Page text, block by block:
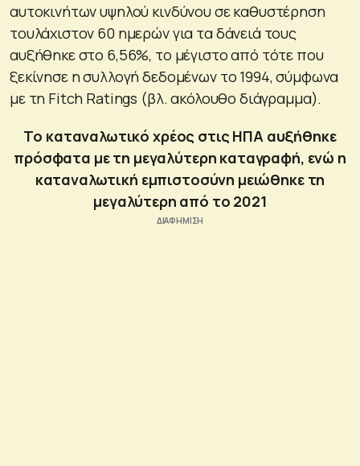
αυτοκινήτων υψηλού κινδύνου σε καθυστέρηση
τουλάχιστον 60 ημερών για τα δάνειά τους
αυξήθηκε στο 6,56%, το μέγιστο από τότε που
ξεκίνησε η συλλογή δεδομένων το 1994, σύμφωνα
με τη Fitch Ratings (βλ. ακόλουθο διάγραμμα).
Το καταναλωτικό χρέος στις ΗΠΑ αυξήθηκε
πρόσφατα με τη μεγαλύτερη καταγραφή, ενώ η
καταναλωτική εμπιστοσύνη μειώθηκε τη
μεγαλύτερη από το 2021